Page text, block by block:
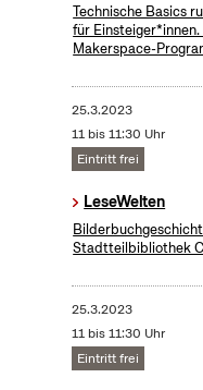
Technische Basics
für
Makerspace-
25.3.2023
11 bis 11:30 Uhr
Eintritt frei
LeseWelten
Stadtteilbibliothek
25.3.2023
11 bis 11:30 Uhr
Eintritt frei